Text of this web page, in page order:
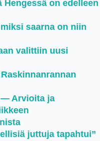
Hengessä on edelleen
saarna on niin
valittiin uusi
— Arvioita ja
juttuja tapahtui”